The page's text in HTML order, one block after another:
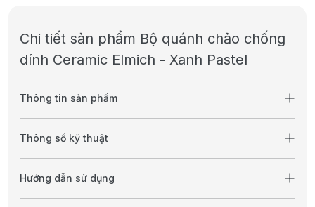
Chi tiết sản phẩm Bộ quánh chảo chống
dính Ceramic Elmich - Xanh Pastel
Thông tin sản phẩm
Thông số kỹ thuật
Hướng dẫn sử dụng